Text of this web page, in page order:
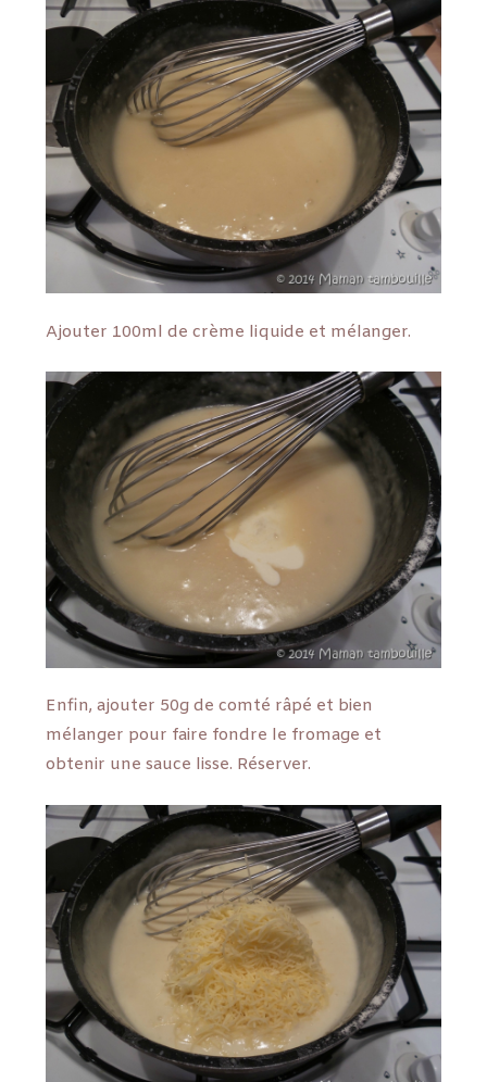
Ajouter 100ml de crème liquide et mélanger.
Enfin, ajouter 50g de comté râpé et bien
mélanger pour faire fondre le fromage et
obtenir une sauce lisse. Réserver.